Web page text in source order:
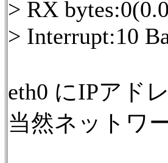
> RX
> Interrupt:10
eth0 にIPアド
当然ネットワ